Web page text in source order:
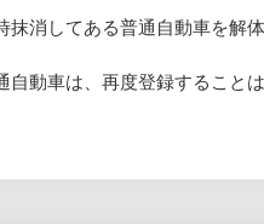
抹消してある普通自動車を解
自動車は、再度登録すること